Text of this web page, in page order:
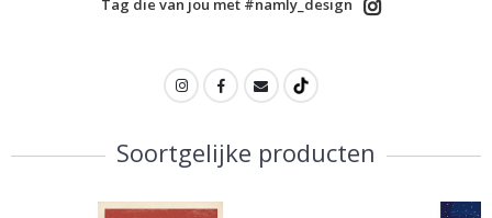
Tag die van jou met #namly_design
Soortgelijke producten